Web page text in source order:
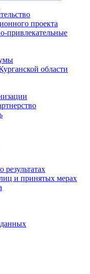
проекта
привлекательные
области
и принятых мерах